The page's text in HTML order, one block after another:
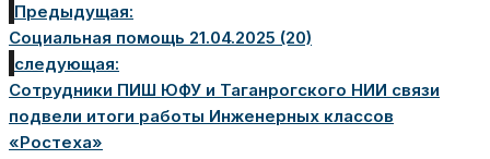
Предыдущая:
Социальная помощь 21.04.2025 (20)
следующая:
Сотрудники ПИШ ЮФУ и Таганрогского НИИ связи
подвели итоги работы Инженерных классов
«Ростеха»